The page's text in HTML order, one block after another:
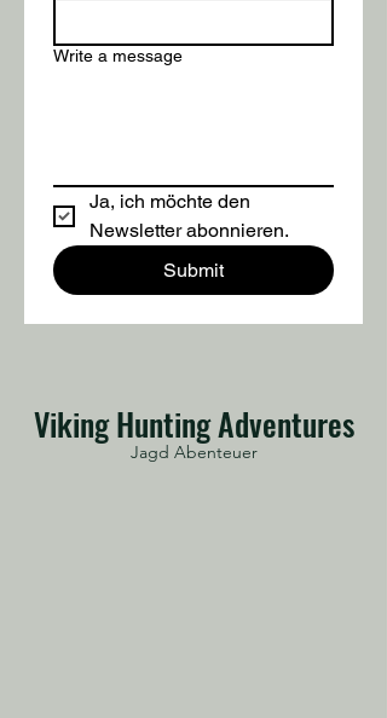
Write a message
Ja, ich möchte den
Newsletter abonnieren.
Submit
Viking Hunting Adventures
Jagd Abenteuer